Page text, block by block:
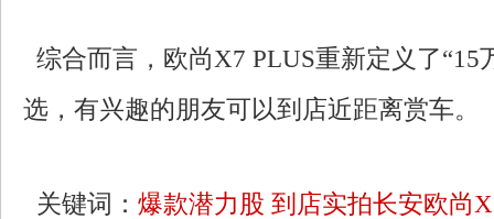
综合而言，欧尚X7 PLUS重新定义了“15
选，有兴趣的朋友可以到店近距离赏车。
关键词： 爆款潜力股 到店实拍长安欧尚